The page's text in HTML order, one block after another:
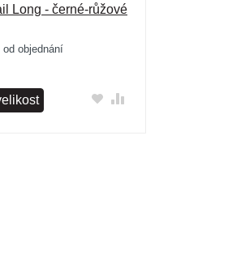
Long - černé-růžové
od objednání